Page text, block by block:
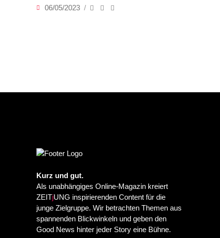
06/05/2023
Kurz und gut.
Als unabhängiges Online-Magazin kreiert
ZEITjUNG inspirierenden Content für die
junge Zielgruppe. Wir betrachten Themen aus
spannenden Blickwinkeln und geben den
Good News hinter jeder Story eine Bühne.